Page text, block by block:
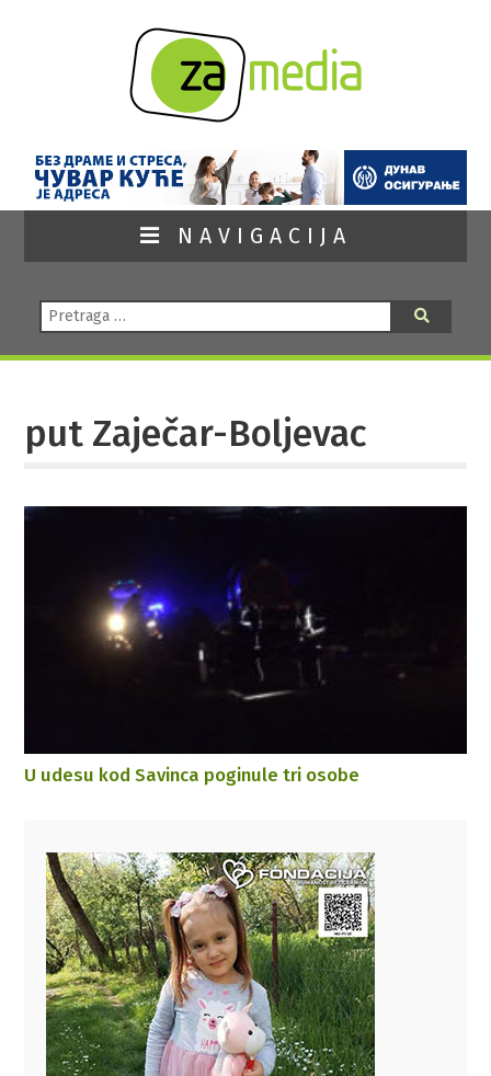
NAVIGACIJA
Pretraga:
put Zaječar-Boljevac
U udesu kod Savinca poginule tri osobe